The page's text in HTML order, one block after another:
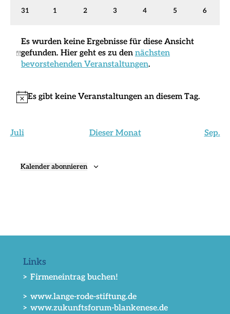
0
31
0
1
0
2
0
3
0
4
0
5
0
6
Hinweis
Es wurden keine Ergebnisse für diese Ansicht
gefunden. Hier geht es zu den nächsten
bevorstehenden Veranstaltungen.
Hinweis
Es gibt keine Veranstaltungen an diesem Tag.
Juli Dieser Monat Sep.
Kalender abonnieren
Links
> Firmeneintrag buchen!
> www.lange-rode-stiftung.de
> www.zukunftsforum-blankenese.de